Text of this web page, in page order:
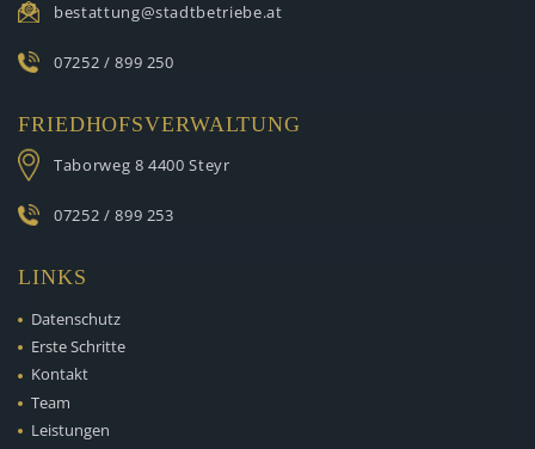
bestattung@stadtbetriebe.at
07252 / 899 250
FRIEDHOFSVERWALTUNG
Taborweg 8 4400 Steyr
07252 / 899 253
LINKS
Datenschutz
Erste Schritte
Kontakt
Team
Leistungen